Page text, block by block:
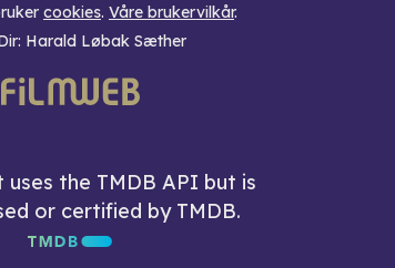
cookies. Våre brukervilkår.
Harald Løbak Sæther
uses the TMDB API but is
or certified by TMDB.